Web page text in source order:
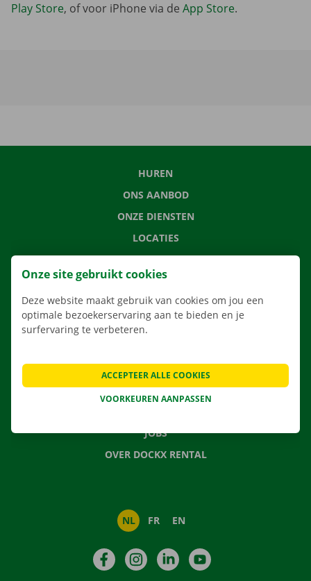
Play Store, of voor iPhone via de App Store.
HUREN
ONS AANBOD
ONZE DIENSTEN
LOCATIES
APP
VERHUISOPLOSSINGEN
VEELGESTELDE VRAGEN
NIEUWS
JOBS
OVER DOCKX RENTAL
NL FR EN
FacebookInstagramLinkedIn
Onze site gebruikt cookies
Deze website maakt gebruik van cookies om jou een
optimale bezoekerservaring aan te bieden en je
surfervaring te verbeteren.
VOORKEUREN AANPASSEN
ACCEPTEER ALLE COOKIES